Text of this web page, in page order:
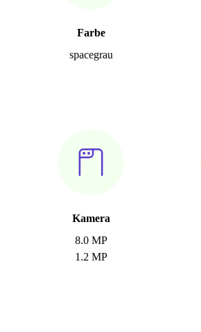
Farbe
spacegrau
Kamera
8.0 MP
1.2 MP